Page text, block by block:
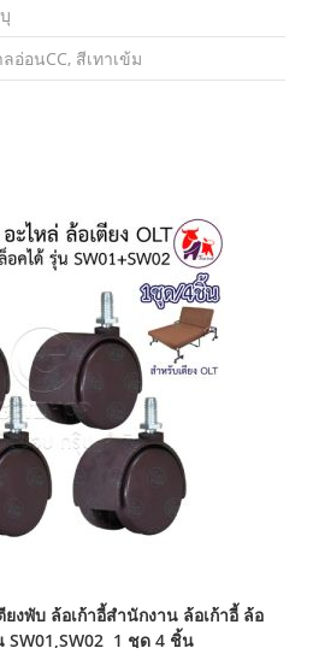
อ่อนCC, สีเทาเข้ม
งพับ ล้อเก้าอี้สำนักงาน ล้อเก้าอี้ ล้อ
SW01,SW02 1 ชุด 4 ชิ้น